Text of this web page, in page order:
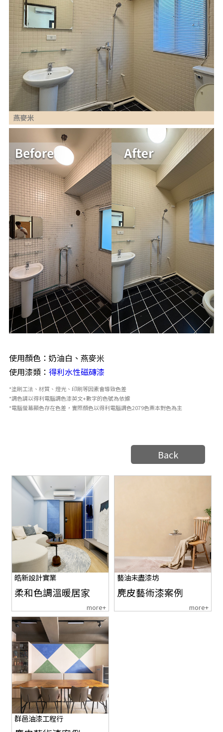
使用顏色：奶油白、燕麥米
使用漆類： 得利水性磁磚漆
*塗刷工法、材質、燈光、印刷等因素會導致色差
*調色請以得利電腦調色漆英文+數字的色號為依據
*電腦螢幕顯色存在色差，實際顏色以得利電腦調色2079色票本對色為主
Back
皓新設計實業
柔和色調溫暖居家
more+
藝油未盡漆坊
麂皮藝術漆案例
more+
群邑油漆工程行